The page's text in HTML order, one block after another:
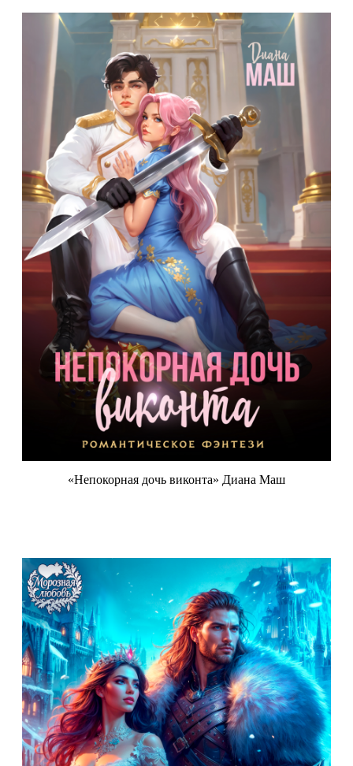
«Непокорная дочь виконта» Диана Маш